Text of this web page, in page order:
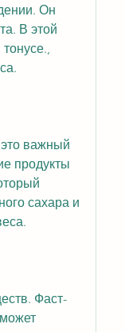
Он
В этой
важный
продукты
сахара и
Фаст-